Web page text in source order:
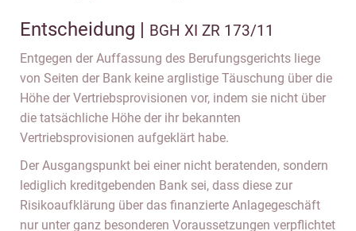
Entscheidung | BGH XI ZR 173/11
Entgegen der Auffassung des Berufungsgerichts liege
von Seiten der Bank keine arglistige Täuschung über die
Höhe der Vertriebsprovisionen vor, indem sie nicht über
die tatsächliche Höhe der ihr bekannten
Vertriebsprovisionen aufgeklärt habe.
Der Ausgangspunkt bei einer nicht beratenden, sondern
lediglich kreditgebenden Bank sei, dass diese zur
Risikoaufklärung über das finanzierte Anlagegeschäft
nur unter ganz besonderen Voraussetzungen verpflichtet